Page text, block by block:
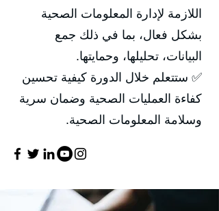
اللازمة لإدارة المعلومات الصحية
بشكل فعال، بما في ذلك جمع
البيانات، تحليلها، وحمايتها.
✅ ستتعلم خلال الدورة كيفية تحسين
كفاءة العمليات الصحية وضمان سرية
وسلامة المعلومات الصحية.